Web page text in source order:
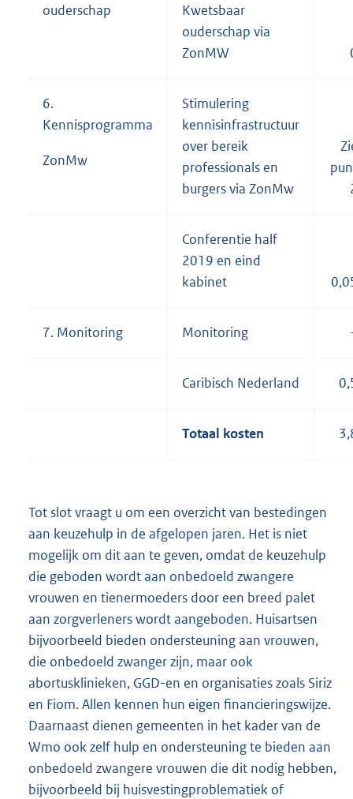
ouderschap
Kwetsbaar
ouderschap via
ZonMW
6.
Kennisprogramma
ZonMw
Stimulering
kennisinfrastructuur
over bereik
professionals en
burgers via ZonMw
Conferentie half
2019 en eind
kabinet
7. Monitoring Monitoring
Caribisch Nederland
Totaal kosten
Tot slot vraagt u om een overzicht van bestedingen
aan keuzehulp in de afgelopen jaren. Het is niet
mogelijk om dit aan te geven, omdat de keuzehulp
die geboden wordt aan onbedoeld zwangere
vrouwen en tienermoeders door een breed palet
aan zorgverleners wordt aangeboden. Huisartsen
bijvoorbeeld bieden ondersteuning aan vrouwen,
die onbedoeld zwanger zijn, maar ook
abortusklinieken, GGD-en en organisaties zoals Siriz
en Fiom. Allen kennen hun eigen financieringswijze.
Daarnaast dienen gemeenten in het kader van de
Wmo ook zelf hulp en ondersteuning te bieden aan
onbedoeld zwangere vrouwen die dit nodig hebben,
bijvoorbeeld bij huisvestingproblematiek of